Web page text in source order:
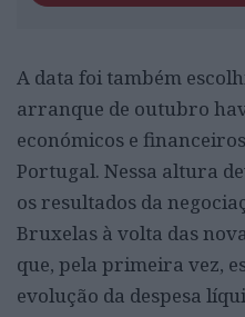
A data foi também
arranque de outubro
económicos e
Portugal. Nessa altura
os resultados da
Bruxelas à volta das
que, pela primeira vez,
evolução da despesa